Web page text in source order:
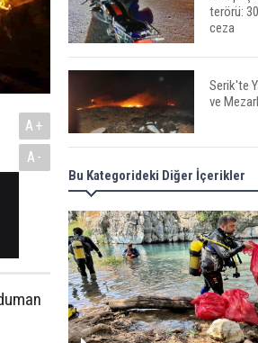
A+
A-
terörü:
ceza
Serik'te
ve
Serik'te
İlk
Kızına
Bu Kategorideki Diğer İçerikler